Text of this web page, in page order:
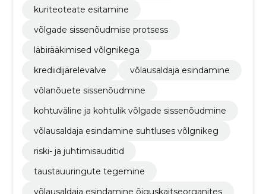
kuriteoteate esitamine
võlgade sissenõudmise protsess
läbirääkimised võlgnikega
krediidijärelevalve
võlausaldaja esindamine
võlanõuete sissenõudmine
kohtuväline ja kohtulik võlgade sissenõudmine
võlausaldaja esindamine suhtluses võlgnikeg
riski- ja juhtimisauditid
taustauuringute tegemine
võlausaldaja esindamine õiguskaitseorganites